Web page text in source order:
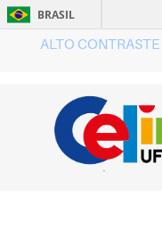
BRASIL
ALTO CONTRASTE